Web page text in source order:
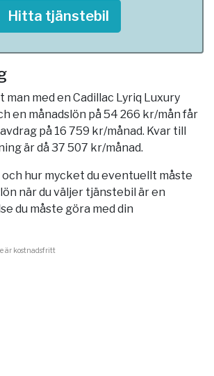
Hitta tjänstebil
man med en Cadillac Lyriq Luxury
en månadslön på 54 266 kr/mån får
på 16 759 kr/månad. Kvar till
är då 37 507 kr/månad.
hur mycket du eventuellt måste
när du väljer tjänstebil är en
du måste göra med din
är kostnadsfritt